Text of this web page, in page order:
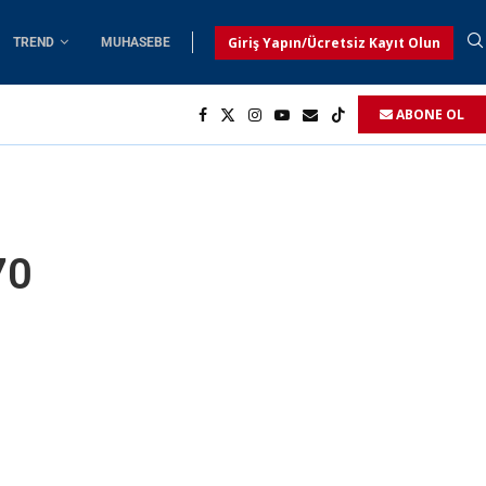
TREND MUHASEBE Giriş Yapın/Ücretsiz Kayıt Olun
ABONE OL